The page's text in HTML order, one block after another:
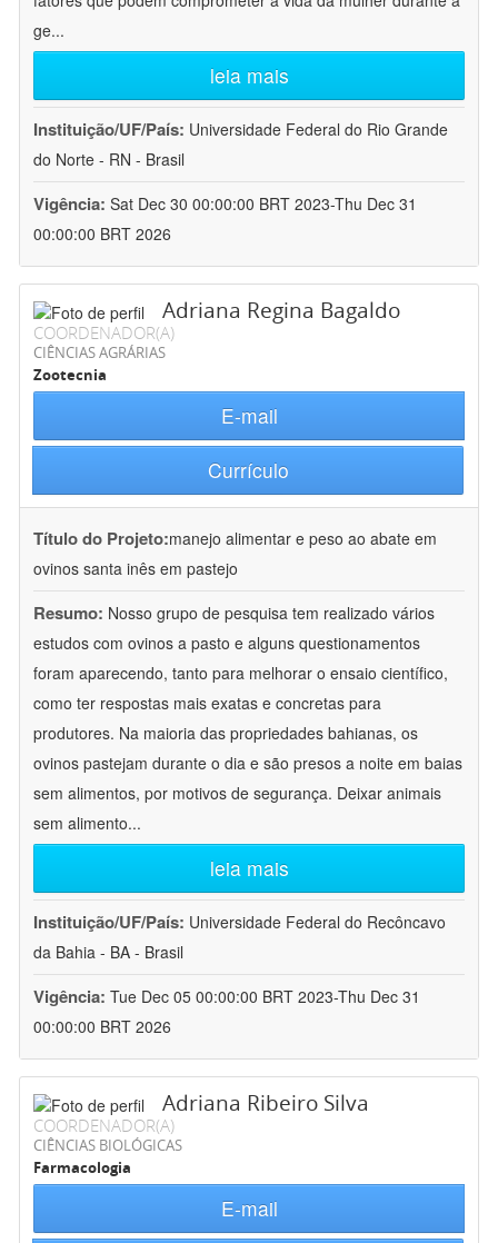
ge...
leia mais
Instituição/UF/País: Universidade Federal do Rio Grande
do Norte - RN - Brasil
Vigência: Sat Dec 30 00:00:00 BRT 2023-Thu Dec 31
00:00:00 BRT 2026
Adriana Regina Bagaldo
COORDENADOR(A)
CIÊNCIAS AGRÁRIAS
Zootecnia
E-mail
Currículo
Título do Projeto:manejo alimentar e peso ao abate em
ovinos santa inês em pastejo
Resumo: Nosso grupo de pesquisa tem realizado vários
estudos com ovinos a pasto e alguns questionamentos
foram aparecendo, tanto para melhorar o ensaio científico,
como ter respostas mais exatas e concretas para
produtores. Na maioria das propriedades bahianas, os
ovinos pastejam durante o dia e são presos a noite em baias
sem alimentos, por motivos de segurança. Deixar animais
sem alimento...
leia mais
Instituição/UF/País: Universidade Federal do Recôncavo
da Bahia - BA - Brasil
Vigência: Tue Dec 05 00:00:00 BRT 2023-Thu Dec 31
00:00:00 BRT 2026
Adriana Ribeiro Silva
COORDENADOR(A)
CIÊNCIAS BIOLÓGICAS
Farmacologia
E-mail